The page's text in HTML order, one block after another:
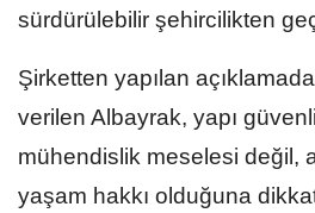
sürdürülebilir şehircilikten
Şirketten yapılan
verilen Albayrak, yapı
mühendislik meselesi değil,
yaşam hakkı olduğuna